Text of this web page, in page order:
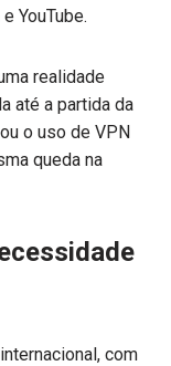
YouTube.
realidade
até a partida da
o uso de VPN
queda na
com